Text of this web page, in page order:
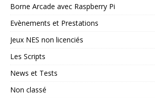
Borne Arcade avec Raspberry Pi
Evènements et Prestations
Jeux NES non licenciés
Les Scripts
News et Tests
Non classé